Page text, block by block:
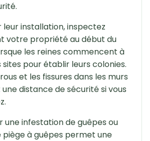
leur installation, inspectez
votre propriété au début du
les reines commencent à
pour établir leurs colonies.
et les fissures dans les murs
distance de sécurité si vous
une infestation de guêpes ou
à guêpes permet une